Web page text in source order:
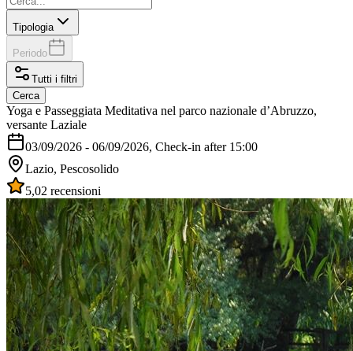
Tipologia
Periodo
Tutti i filtri
Cerca
Yoga e Passeggiata Meditativa nel parco nazionale d’Abruzzo,
versante Laziale
03/09/2026 - 06/09/2026, Check-in after 15:00
Lazio, Pescosolido
5,02 recensioni